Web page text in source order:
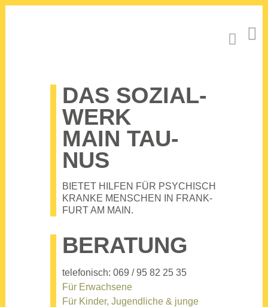
DAS SOZI­AL­
WERK
MAIN TAU­
NUS
BIE­TET HIL­FEN FÜR PSY­CHISCH
KRAN­KE MEN­SCHEN IN FRANK­
FURT AM MAIN.
BERA­TUNG
tele­fo­nisch: 069 / 95 82 25 35
Für Erwach­se­ne
Für Kin­der, Jugend­li­che & jun­ge